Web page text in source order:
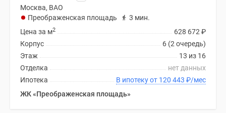
Москва, ВАО
Преображенская площадь
3 мин.
628 672 ₽
Цена за м2
6 (2 очередь)
Корпус
13 из 16
Этаж
нет данных
Отделка
В ипотеку от 120 443 ₽/мес
Ипотека
ЖК «Преображенская площадь»